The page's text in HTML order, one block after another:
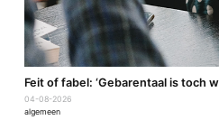
Feit of fabel: ‘Gebarentaal is toch
04-08-2026
algemeen